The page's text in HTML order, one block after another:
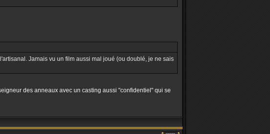
Jamais vu un film aussi mal joué (ou doublé, je ne sais
des anneaux avec un casting aussi "confidentiel" qui se